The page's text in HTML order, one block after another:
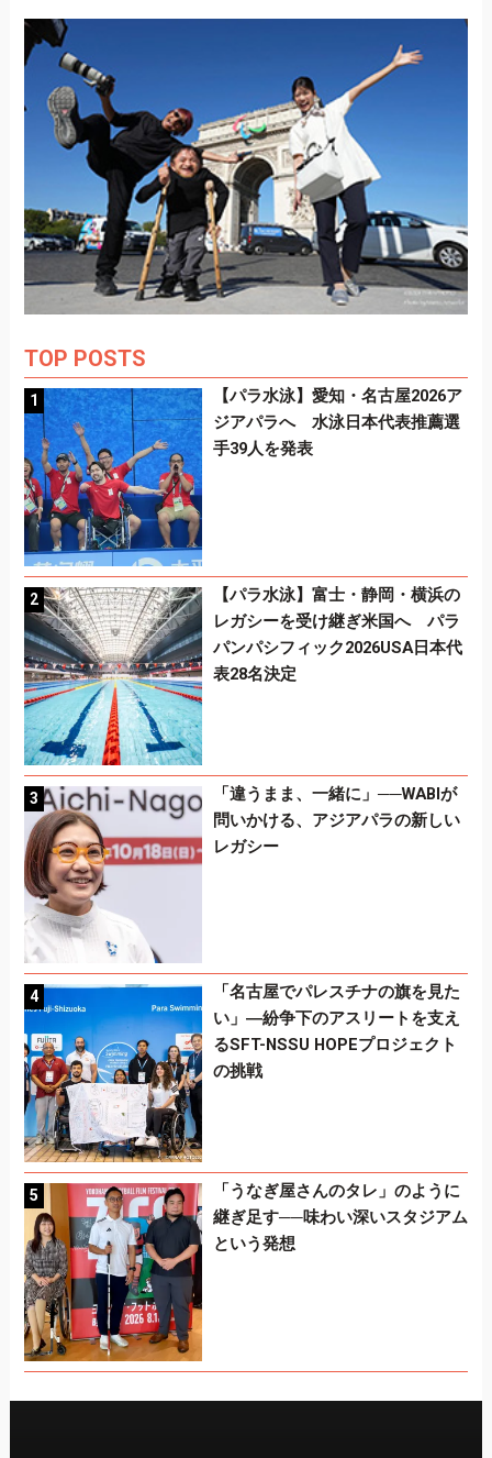
TOP POSTS
【パラ水泳】愛知・名古屋2026ア
ジアパラへ 水泳日本代表推薦選
手39人を発表
【パラ水泳】富士・静岡・横浜の
レガシーを受け継ぎ米国へ パラ
パンパシフィック2026USA日本代
表28名決定
「違うまま、一緒に」──WABIが
問いかける、アジアパラの新しい
レガシー
「名古屋でパレスチナの旗を見た
い」―紛争下のアスリートを支え
るSFT-NSSU HOPEプロジェクト
の挑戦
「うなぎ屋さんのタレ」のように
継ぎ足す──味わい深いスタジアム
という発想